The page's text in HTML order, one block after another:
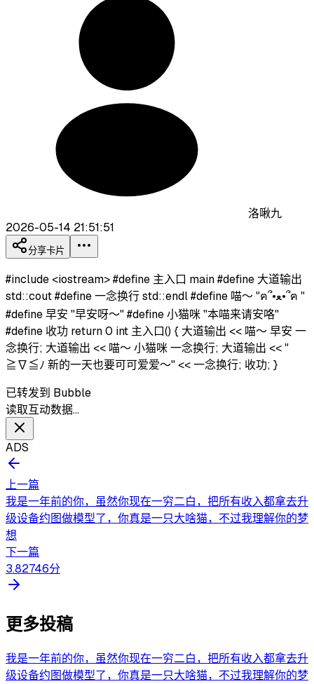
洛啾九
2026-05-14 21:51:51
分享卡片
#include <iostream> #define 主入口 main #define 大道输出
std::cout #define 一念换行 std::endl #define 喵～ "ฅ՞•ﻌ•՞ฅ "
#define 早安 "早安呀～" #define 小猫咪 "本喵来请安咯"
#define 收功 return 0 int 主入口() { 大道输出 << 喵～ 早安 一
念换行; 大道输出 << 喵～ 小猫咪 一念换行; 大道输出 << "
≧∇≦ﾉ 新的一天也要可可爱爱～" << 一念换行; 收功; }
已转发到 Bubble
读取互动数据…
ADS
上一篇
我是一年前的你，虽然你现在一穷二白，把所有收入都拿去升
级设备约图做模型了，你真是一只大啥猫，不过我理解你的梦
想
下一篇
3.82746分
更多投稿
我是一年前的你，虽然你现在一穷二白，把所有收入都拿去升
级设备约图做模型了，你真是一只大啥猫，不过我理解你的梦